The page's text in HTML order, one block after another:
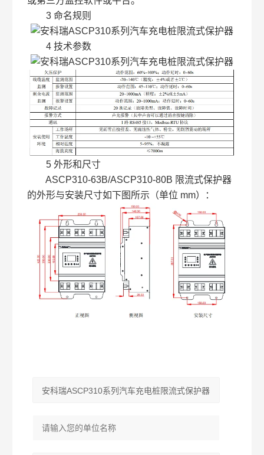
3 命名规则
4 技术参数
5 外形和尺寸
ASCP310-63B/ASCP310-80B 限流式保护器
的外形与安装尺寸如下图所示（单位 mm）：